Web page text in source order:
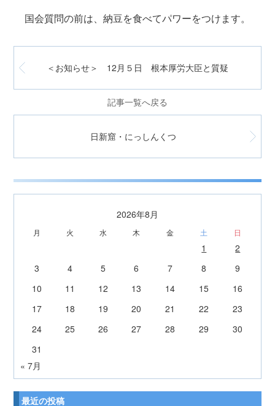
国会質問の前は、納豆を食べてパワーをつけます。
＜お知らせ＞ 12月５日 根本厚労大臣と質疑
記事一覧へ戻る
日新窟・にっしんくつ
2026年8月
月 火 水 木 金 土 日
1
2
3
4 5 6 7 8
9
10
11 12 13 14 15
16
17
18 19 20 21 22
23
24
25 26 27 28 29
30
31
« 7月
最近の投稿